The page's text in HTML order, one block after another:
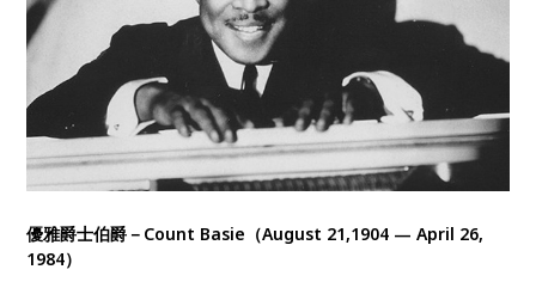
優雅爵士伯爵－Count Basie（August 21,1904 — April 26,
1984）